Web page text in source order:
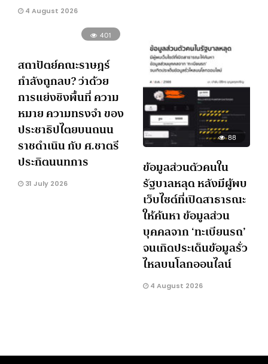
4 August 2026
401
สถาปัตย์คณะราษฎร์
กำลังถูกลบ? ว่าด้วย
การแย่งชิงพื้นที่ ความ
หมาย ความทรงจำ ของ
ประชาธิปไตยบนถนน
ราชดำเนิน กับ ศ.ชาตรี
ประกิตนนทการ
31 July 2026
88
ข้อมูลส่วนตัวคนใน
รัฐบาลหลุด หลังมีผู้พบ
เว็บไซต์ที่เปิดสาธารณะ
ให้ค้นหา ข้อมูลส่วน
บุคคลจาก ‘ทะเบียนรถ’
จนเกิดประเด็นข้อมูลรั่ว
ไหลบนโลกออนไลน์
4 August 2026